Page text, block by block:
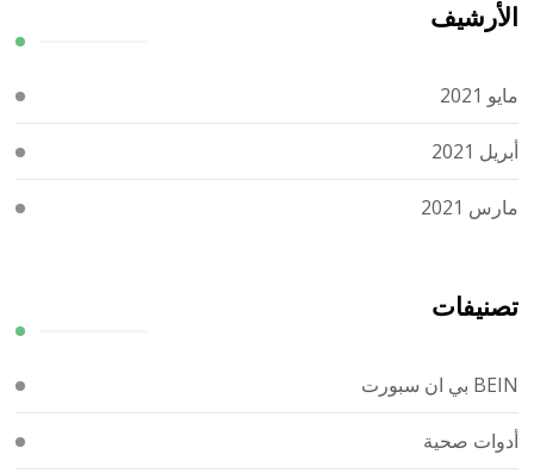
الأرشيف
مايو 2021
أبريل 2021
مارس 2021
تصنيفات
BEIN بي ان سبورت
أدوات صحية